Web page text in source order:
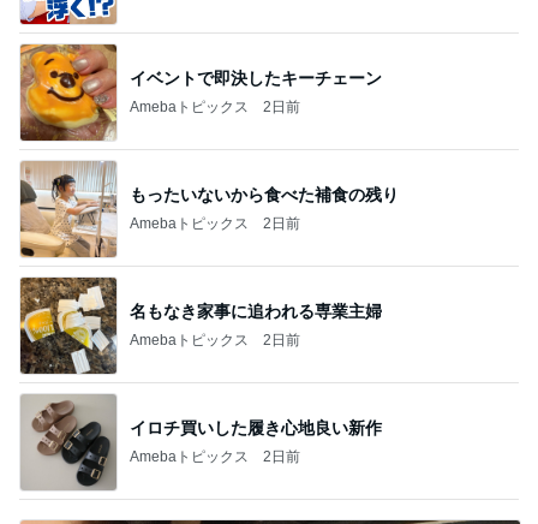
イベントで即決したキーチェーン
Amebaトピックス 2日前
もったいないから食べた補食の残り
Amebaトピックス 2日前
名もなき家事に追われる専業主婦
Amebaトピックス 2日前
イロチ買いした履き心地良い新作
Amebaトピックス 2日前